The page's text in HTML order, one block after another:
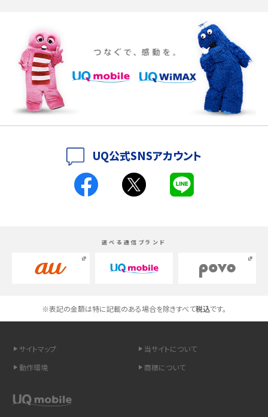
iPhone 16eとiPhone SE（第3世代）の違いは？サイズやスペックを比較して解説
iPhone 16eとiPhone 14を徹底比較！スペック・機能の違いをわかりやすく紹介
iPhone 16シリーズのモデルを比較！価格・サイズ・カメラ性能の違いを徹底解説
iPhone 16とiPhone 15の違いは？カメラ・スペック・機能を徹底比較
スマホが高い理由は？購入費用を抑える方法や端末を選ぶ時の注意点を解説！
高校生にスマホ制限は必要？所持率やメリット・デメリットを詳しく紹介
スマホのネット通信速度が遅い原因は？すぐできる対処法や見直すポイントを解
UQ公式SNSアカウント
選べる通信ブランド
※表記の金額は特に記載のある場合を除きすべて税込です。
サイトマップ
当サイトについて
動作環境
商標について